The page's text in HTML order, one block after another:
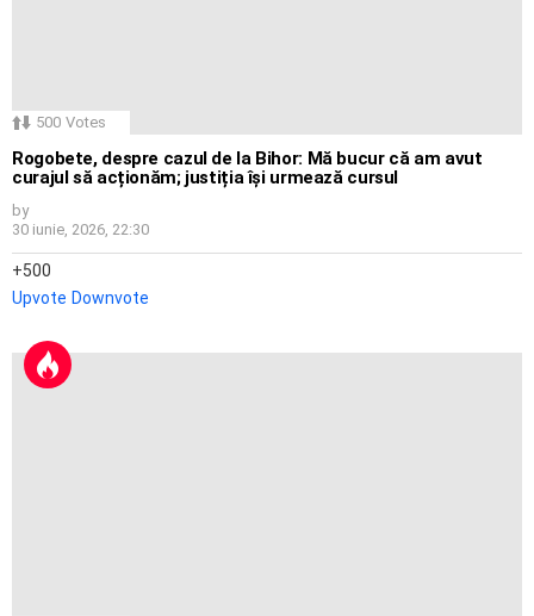
500 Votes
Rogobete, despre cazul de la Bihor: Mă bucur că am avut
curajul să acționăm; justiția își urmează cursul
by
30 iunie, 2026, 22:30
500
Upvote Downvote